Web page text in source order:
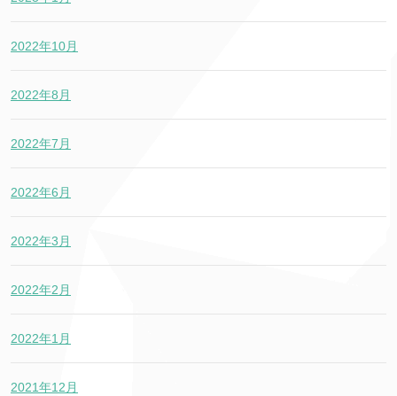
2022年10月
2022年8月
2022年7月
2022年6月
2022年3月
2022年2月
2022年1月
2021年12月